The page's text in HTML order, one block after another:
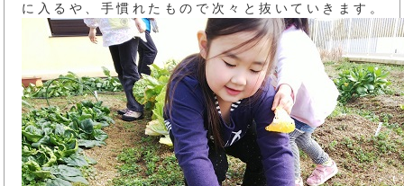
に入るや、手慣れたもので次々と抜いていきます。